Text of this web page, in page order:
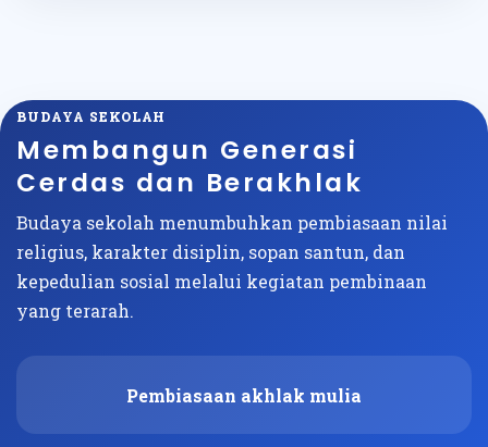
BUDAYA SEKOLAH
Membangun Generasi
Cerdas dan Berakhlak
Budaya sekolah menumbuhkan pembiasaan nilai
religius, karakter disiplin, sopan santun, dan
kepedulian sosial melalui kegiatan pembinaan
yang terarah.
Pembiasaan akhlak mulia